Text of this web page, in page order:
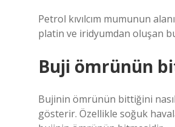
Petrol kıvılcım mumunun
platin ve iridyumdan oluşan
Buji ömrünün
Bujinin ömrünün bittiğini
gösterir. Özellikle soğuk